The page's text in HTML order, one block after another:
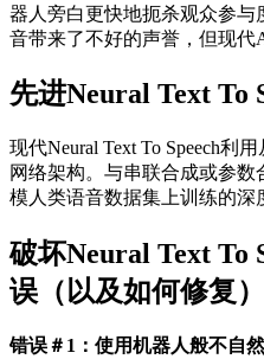
器人旁白更快地扼杀观众参与
音带来了不好的声誉，但现代
先进Neural Text To
现代Neural Text To Speech利
网络架构。与串联合成或参
模人类语音数据集上训练的深
破坏Neural Text To
误（以及如何修复）
错误＃1：使用机器人般不自然